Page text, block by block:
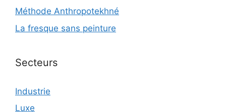
Méthode Anthropotekhné
La fresque sans peinture
Secteurs
Industrie
Luxe